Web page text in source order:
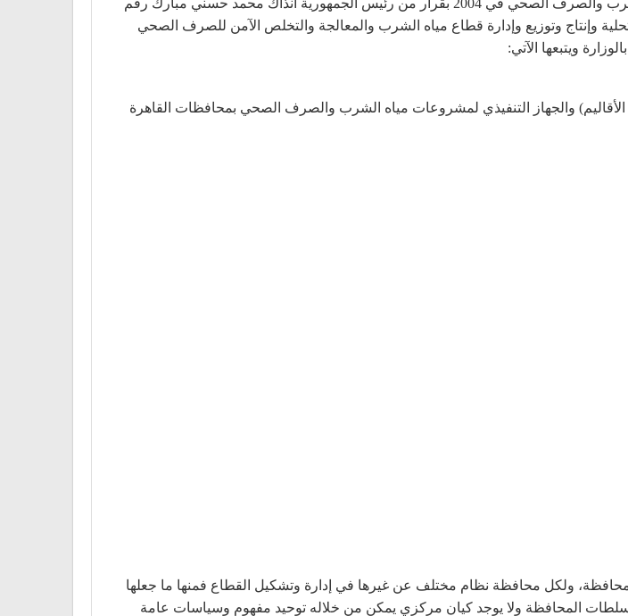
الشركة القابضة لمياه الشرب والصرف الصحي أنشأت الشركة القابضة لمياه الشرب والصرف الصحي في 2004 بقرار من رئيس الجمهورية آنذاك محمد حسني مبارك رقم
وتحلية وإنتاج وتوزيع وإدارة قطاع مياه الشرب والمعالجة والتخلص الآمن للصرف الصحي
ويتبعها الآتي:
والجهاز التنفيذي لمشروعات مياه الشرب والصرف الصحي بمحافظات القاهرة
ولكل محافظة نظام مختلف عن غيرها في إدارة وتشكيل القطاع فمنها ما جعلها
سلطات المحافظة ولا يوجد كيان مركزي يمكن من خلاله توحيد مفهوم وسياسات عامة